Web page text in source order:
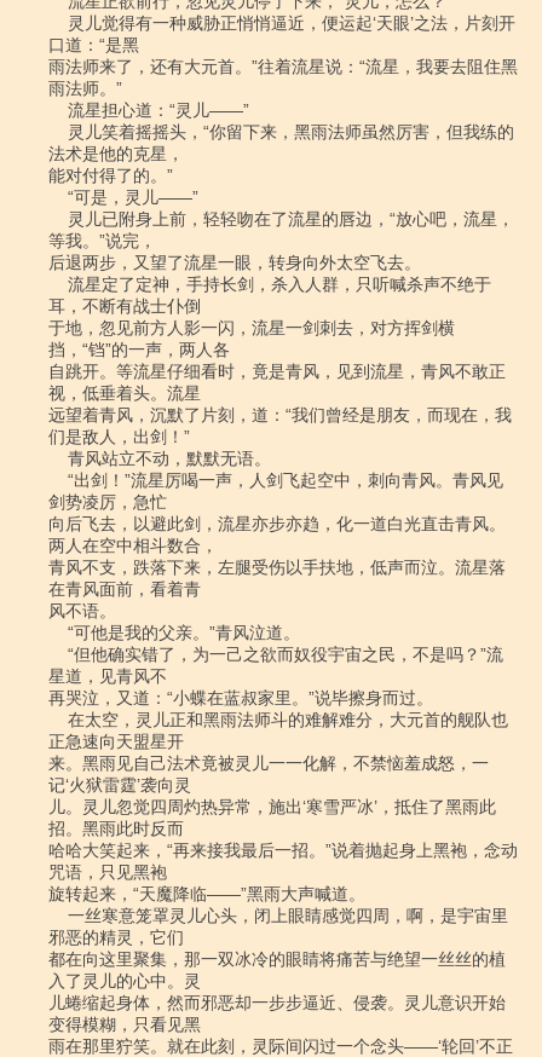
口道：“是黑
雨法师来了，还有大元首。”往着流星说：“流星，我要去阻住黑
雨法师。”
法术是他的克星，
能对付得了的。”
等我。”说完，
后退两步，又望了流星一眼，转身向外太空飞去。
耳，不断有战士仆倒
于地，忽见前方人影一闪，流星一剑刺去，对方挥剑横
挡，“铛”的一声，两人各
自跳开。等流星仔细看时，竟是青风，见到流星，青风不敢正
视，低垂着头。流星
远望着青风，沉默了片刻，道：“我们曾经是朋友，而现在，我
们是敌人，出剑！”
剑势凌厉，急忙
向后飞去，以避此剑，流星亦步亦趋，化一道白光直击青风。
两人在空中相斗数合，
青风不支，跌落下来，左腿受伤以手扶地，低声而泣。流星落
在青风面前，看着青
风不语。
星道，见青风不
再哭泣，又道：“小蝶在蓝叔家里。”说毕擦身而过。
正急速向天盟星开
来。黑雨见自己法术竟被灵儿一一化解，不禁恼羞成怒，一
记‘火狱雷霆’袭向灵
儿。灵儿忽觉四周灼热异常，施出‘寒雪严冰’，抵住了黑雨此
招。黑雨此时反而
哈哈大笑起来，“再来接我最后一招。”说着抛起身上黑袍，念动
咒语，只见黑袍
旋转起来，“天魔降临――”黑雨大声喊道。
邪恶的精灵，它们
都在向这里聚集，那一双冰冷的眼睛将痛苦与绝望一丝丝的植
入了灵儿的心中。灵
儿蜷缩起身体，然而邪恶却一步步逼近、侵袭。灵儿意识开始
变得模糊，只看见黑
雨在那里狞笑。就在此刻，灵际间闪过一个念头――‘轮回’不正